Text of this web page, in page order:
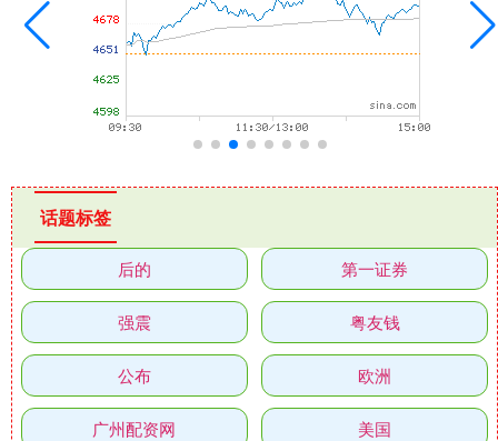
话题标签
后的 第一证券
强震 粤友钱
公布 欧洲
广州配资网 美国